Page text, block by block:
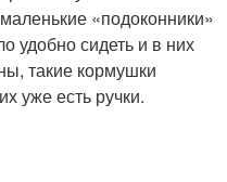
«подоконники»
удобно сидеть и в них
такие кормушки
уже есть ручки.